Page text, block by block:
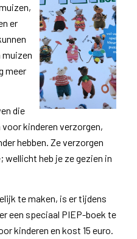
er
meer
die
kinderen verzorgen,
hebben. Ze verzorgen
wellicht heb je ze gezien in
te maken, is er tijdens
een speciaal PIEP-boek te
kinderen en kost 15 euro.